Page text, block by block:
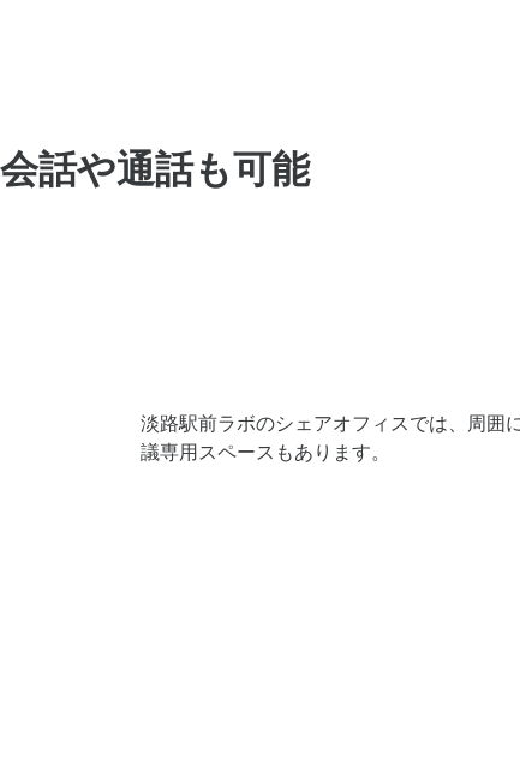
会話や通話も可能
淡路駅前ラボのシェアオフィスでは、周囲
議専用スペースもあります。